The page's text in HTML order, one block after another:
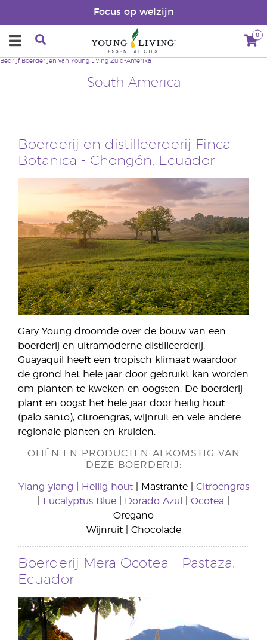
Focus op welzijn
0
South America
Bedrijf Boerderijen van Young Living Zuid-Amerika
Boerderij en distilleerderij Finca
Botanica - Chongón, Ecuador
Gary Young droomde over de bouw van een
boerderij en ultramoderne distilleerderij.
Guayaquil heeft een tropisch klimaat waardoor
de grond het hele jaar door gebruikt kan worden
om planten te kweken en oogsten. De boerderij
plant en oogst het hele jaar door heilig hout
(palo santo), citroengras, wijnruit en vele andere
regionale planten en kruiden.
OLIËN EN PRODUCTEN AFKOMSTIG VAN
DEZE BOERDERIJ:
Ylang-ylang Heilig hout| Mastrante | Citroengras
Eucalyptus Blue Dorado Azul Ocotea
Oregano
Wijnruit | Chocolade
Boerderij Mera Ocotea - Pastaza,
Ecuador